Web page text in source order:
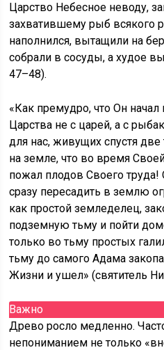
Царство Небесное неводу,
захватившему рыб всякого
наполнился, вытащили на
собрали в сосуды, а худое
47–48).
«Как премудро, что Он начал
Царства не с царей, а с
для нас, живущих спустя
на земле, что во время
пожал плодов Своего труда!
сразу пересадить в землю
как простой земледелец,
подземную тьму и пойти
только во тьму простых
тьму до самого Адама
Жизни и ушел» (святитель
Важно
Древо росло медленно.
непониманием не только